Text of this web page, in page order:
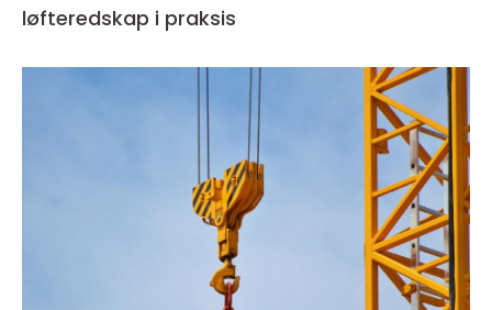
løfteredskap i praksis